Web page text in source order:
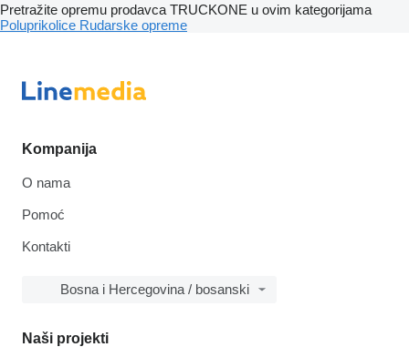
Pretražite opremu prodavca TRUCKONE u ovim kategorijama
Poluprikolice Rudarske opreme
Kompanija
O nama
Pomoć
Kontakti
Bosna i Hercegovina / bosanski
Naši projekti